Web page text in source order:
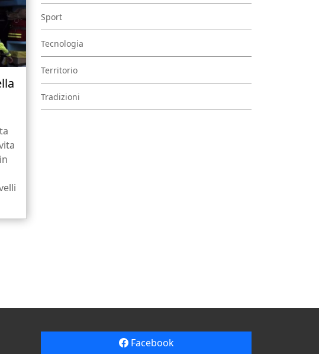
Sport
Tecnologia
Territorio
Tradizioni
Facebook